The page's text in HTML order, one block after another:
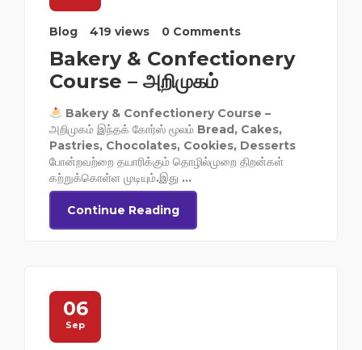
Blog 419 views 0 Comments
Bakery & Confectionery
Course – அறிமுகம்
Bakery & Confectionery Course –
அறிமுகம் இந்தக் கோர்ஸ் மூலம் Bread, Cakes,
Pastries, Chocolates, Cookies, Desserts
போன்றவற்றை தயாரிக்கும் தொழில்முறை திறன்கள்
கற்றுக்கொள்ள முடியும்.இது ...
Continue Reading
06
Sep